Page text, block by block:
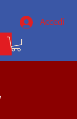
Accedi